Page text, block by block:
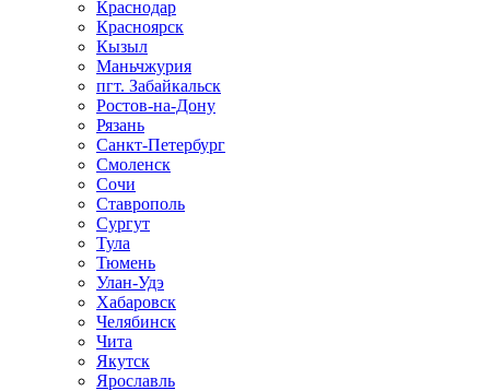
Краснодар
Красноярск
Кызыл
Маньчжурия
пгт. Забайкальск
Ростов-на-Дону
Рязань
Санкт-Петербург
Смоленск
Сочи
Ставрополь
Сургут
Тула
Тюмень
Улан-Удэ
Хабаровск
Челябинск
Чита
Якутск
Ярославль